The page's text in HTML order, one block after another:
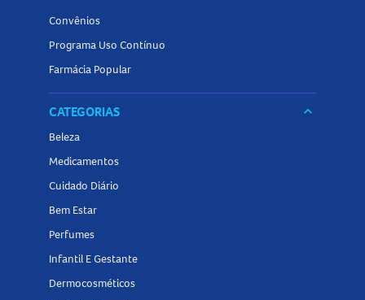
Convênios
Programa Uso Contínuo
Farmácia Popular
CATEGORIAS keyboard_arrow_down
Beleza
Medicamentos
Cuidado Diário
Bem Estar
Perfumes
Infantil E Gestante
Dermocosméticos